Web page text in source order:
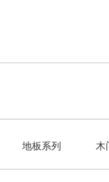
地板系列 木